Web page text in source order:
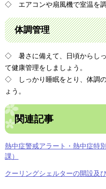
◇ エアコンや扇風機で室温を調
体調管理
◇ 暑さに備えて、日頃からしっ
て健康管理をしましょう。
◇ しっかり睡眠をとり、体調の
ょう。
関連記事
熱中症警戒アラート・熱中症特
課）
クーリングシェルターの開設及